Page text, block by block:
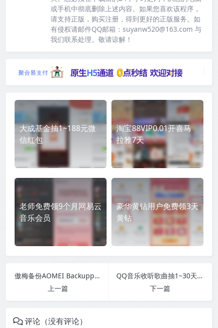
或手机中彻底删除上述内容。如果您喜欢该程序，
请支持正版，购买注册，得到更好的正版服务。如
有侵权请邮件QQ邮箱：suyanw520@163.com 与
我们联系处理。敬请谅解！
大成基金抽1~188元微
信红包
淘宝88VIP0.01开喜马
拉雅7天
老师免费领9个月网易云
音乐会员
豪华黄钻用户免费领3天
黄钻
傲梅备份AOMEI Backupper v8.4.0
上一篇
QQ音乐收听歌曲抽1~30天绿钻
下一篇
评论（没有评论）